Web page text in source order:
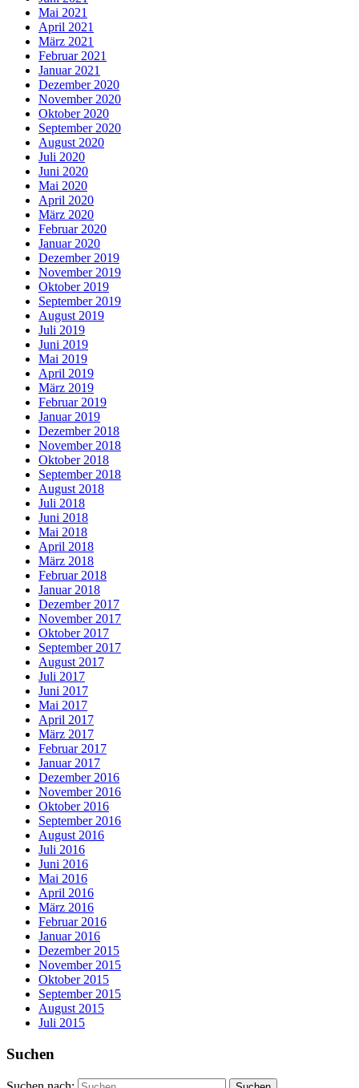
Mai 2021
April 2021
März 2021
Februar 2021
Januar 2021
Dezember 2020
November 2020
Oktober 2020
September 2020
August 2020
Juli 2020
Juni 2020
Mai 2020
April 2020
März 2020
Februar 2020
Januar 2020
Dezember 2019
November 2019
Oktober 2019
September 2019
August 2019
Juli 2019
Juni 2019
Mai 2019
April 2019
März 2019
Februar 2019
Januar 2019
Dezember 2018
November 2018
Oktober 2018
September 2018
August 2018
Juli 2018
Juni 2018
Mai 2018
April 2018
März 2018
Februar 2018
Januar 2018
Dezember 2017
November 2017
Oktober 2017
September 2017
August 2017
Juli 2017
Juni 2017
Mai 2017
April 2017
März 2017
Februar 2017
Januar 2017
Dezember 2016
November 2016
Oktober 2016
September 2016
August 2016
Juli 2016
Juni 2016
Mai 2016
April 2016
März 2016
Februar 2016
Januar 2016
Dezember 2015
November 2015
Oktober 2015
September 2015
August 2015
Juli 2015
Suchen